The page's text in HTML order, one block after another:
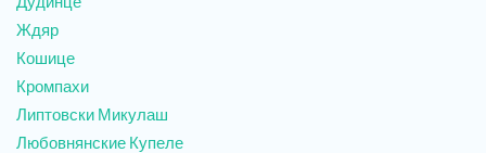
Ждяр
Кошице
Кромпахи
Липтовски Микулаш
Любовнянские Купеле